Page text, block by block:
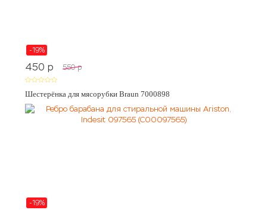
-19%
450 p 550 p
Шестерёнка для мясорубки Braun 7000898
-19%